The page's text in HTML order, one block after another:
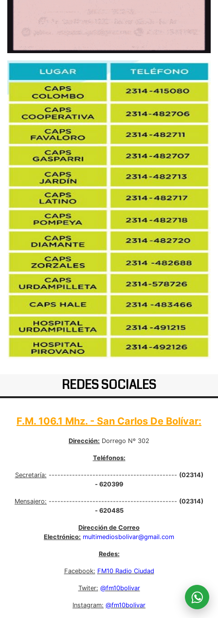
REDES SOCIALES
F.M. 106.1 Mhz. - San Carlos De Bolívar:
Dirección: Dorrego Nº 302
Teléfonos:
Secretaría: -------------------------------------------- (02314)
- 620399
Mensajero: -------------------------------------------- (02314)
- 620485
Dirección de Correo
Electrónico: multimediosbolivar@gmail.com
Redes:
Facebook: FM10 Radio Ciudad
Twiter: @fm10bolivar
Instagram: @fm10bolivar